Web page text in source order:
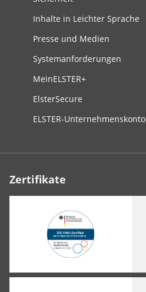
Inhalte in Leichter Sprache
Presse und Medien
Systemanforderungen
MeinELSTER+
ElsterSecure
ELSTER-Unternehmenskonto
Zertifikate